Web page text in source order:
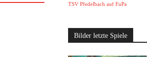
TSV Pfedelbach auf FuPa
Bilder letzte Spiele